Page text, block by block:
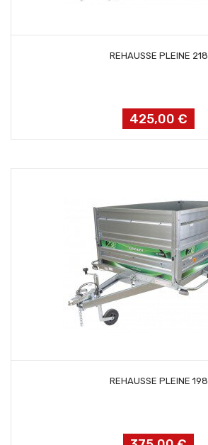
REHAUSSE PLEINE 218
Prix
425,00 €
REHAUSSE PLEINE 198